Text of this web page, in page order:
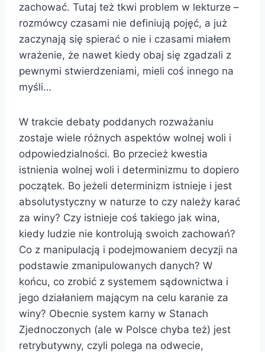
zachować. Tutaj też tkwi problem w lekturze –
rozmówcy czasami nie definiują pojęć, a już
zaczynają się spierać o nie i czasami miałem
wrażenie, że nawet kiedy obaj się zgadzali z
pewnymi stwierdzeniami, mieli coś innego na
myśli…
W trakcie debaty poddanych rozważaniu
zostaje wiele różnych aspektów wolnej woli i
odpowiedzialności. Bo przecież kwestia
istnienia wolnej woli i determinizmu to dopiero
początek. Bo jeżeli determinizm istnieje i jest
absolutystyczny w naturze to czy należy karać
za winy? Czy istnieje coś takiego jak wina,
kiedy ludzie nie kontrolują swoich zachowań?
Co z manipulacją i podejmowaniem decyzji na
podstawie zmanipulowanych danych? W
końcu, co zrobić z systemem sądownictwa i
jego działaniem mającym na celu karanie za
winy? Obecnie system karny w Stanach
Zjednoczonych (ale w Polsce chyba też) jest
retrybutywny, czyli polega na odwecie,